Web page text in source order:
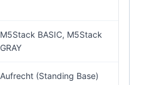
M5Stack BASIC, M5Stack
GRAY
Aufrecht (Standing Base)